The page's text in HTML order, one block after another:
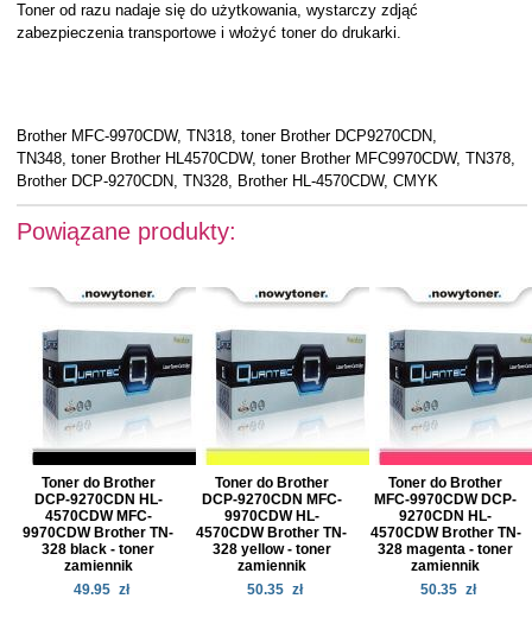
Toner od razu nadaje się do użytkowania, wystarczy zdjąć
zabezpieczenia transportowe i włożyć toner do drukarki.
Brother MFC-9970CDW, TN318, toner Brother DCP9270CDN,
TN348, toner Brother HL4570CDW, toner Brother MFC9970CDW, TN378,
Brother DCP-9270CDN, TN328, Brother HL-4570CDW, CMYK
Powiązane produkty:
Toner do Brother
DCP-9270CDN HL-
4570CDW MFC-
9970CDW Brother TN-
328 black - toner
zamiennik
49.95 zł
Toner do Brother
DCP-9270CDN MFC-
9970CDW HL-
4570CDW Brother TN-
328 yellow - toner
zamiennik
50.35 zł
Toner do Brother
MFC-9970CDW DCP-
9270CDN HL-
4570CDW Brother TN-
328 magenta - toner
zamiennik
50.35 zł